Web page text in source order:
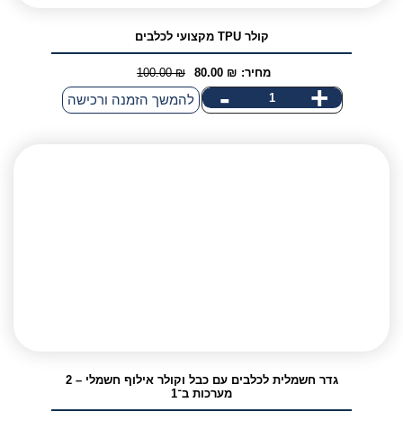
קולר TPU מקצועי לכלבים
מחיר: 100.00₪
המחיר
המקורי
80.00 ₪
המחיר
הנוכחי
+
כמות
- להמשך הזמנה ורכישה
גדר חשמלית לכלבים עם כבל וקולר אילוף חשמלי – 2
מערכות ב־1